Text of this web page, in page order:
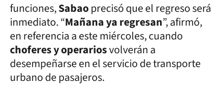
funciones,Sabaoprecisó que el regreso será
inmediato. “Mañana ya regresan”, afirmó,
en referencia a este miércoles, cuando
choferes y operariosvolverán a
desempeñarse en el servicio de transporte
urbano de pasajeros.